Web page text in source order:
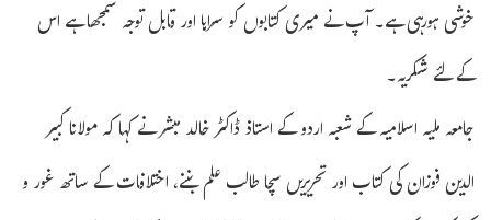
خوشی ہورہی ہے۔ آپ نے میری کتابوں کو سراہا اور قابل توجہ سمجھا ہے اس
کے لئے شکریہ۔
جامعہ ملیہ اسلامیہ کے شعبہ اردو کے استاذ ڈاکٹر خالد مبشر نے کہا کہ مولانا کبیر
الدین فوزان کی کتاب اور تحریریں سچا طالب علم بننے، اختلافات کے ساتھ غور و